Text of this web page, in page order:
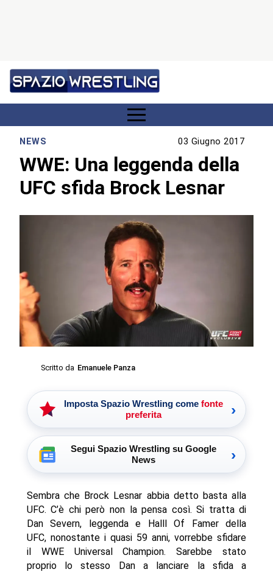
NEWS 03 Giugno 2017
WWE: Una leggenda della
UFC sfida Brock Lesnar
Scritto da Emanuele Panza
Imposta Spazio Wrestling come fonte
preferita
›
Segui Spazio Wrestling su Google
News
›
Sembra che Brock Lesnar abbia detto basta alla
UFC. C’è chi però non la pensa così. Si tratta di
Dan Severn, leggenda e Halll Of Famer della
UFC, nonostante i quasi 59 anni, vorrebbe sfidare
il WWE Universal Champion. Sarebbe stato
proprio lo stesso Dan a lanciare la sfida a